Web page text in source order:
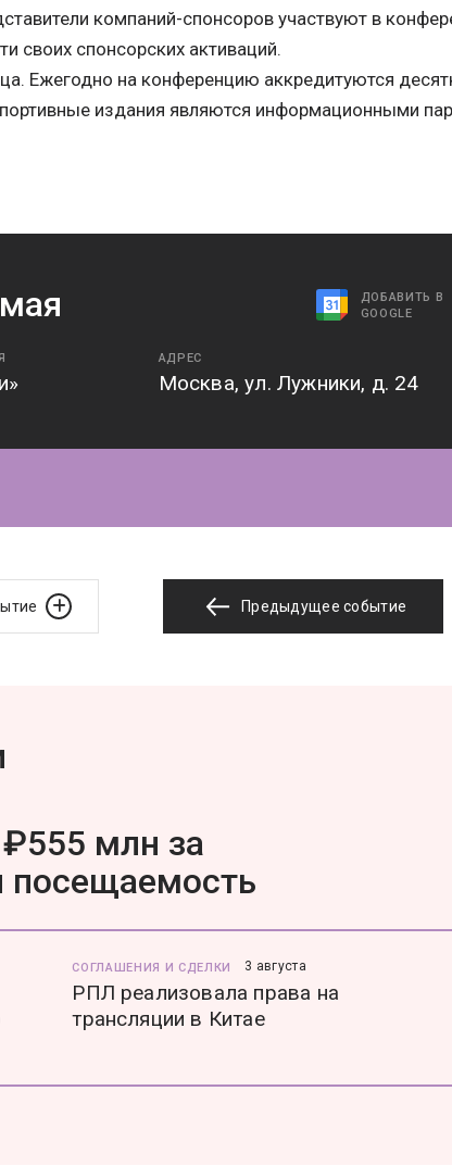
компаний-спонсоров участвуют в
своих спонсорских активаций.
Ежегодно на конференцию аккредитуются
издания являются информационными
мая
ДОБАВИТЬ В
GOOGLE
АДРЕС
Москва, ул. Лужники, д. 24
Предыдущее событие
млн за
посещаемость
СОГЛАШЕНИЯ И СДЕЛКИ 3 августа
РПЛ реализовала права на
трансляции в Китае